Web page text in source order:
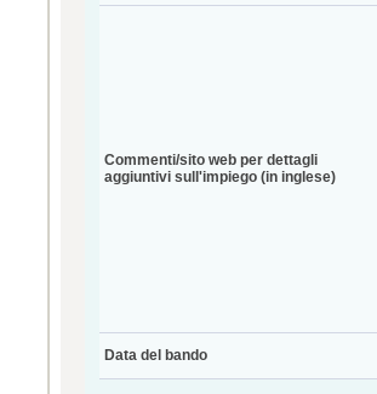
Commenti/sito web per dettagli
aggiuntivi sull'impiego (in inglese)
Data del bando